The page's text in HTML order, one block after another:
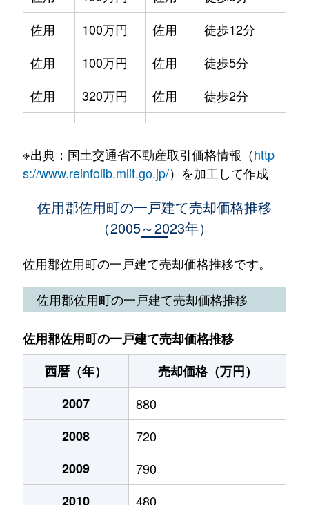
佐用
100万円 佐用 徒歩12分
佐用
100万円 佐用 徒歩5分
佐用
320万円 佐用 徒歩2分
末廣
400万円 三日月 徒歩28分
100万円 平福
長尾
50万円 佐用 徒歩19分
平福
100万円 平福 徒歩6分
力万
220万円 上月 徒歩11分
※出典：国土交通省不動産取引価格情報（http
s://www.reinfolib.mlit.go.jp/）を加工して作成
佐用郡佐用町の一戸建て売却価格推移
（2005～2023年）
佐用郡佐用町の一戸建て売却価格推移です。
佐用郡佐用町の一戸建て売却価格推移
佐用郡佐用町の一戸建て売却価格推移
西暦（年）
売却価格（万円）
2007
880
2008
720
2009
790
2010
480